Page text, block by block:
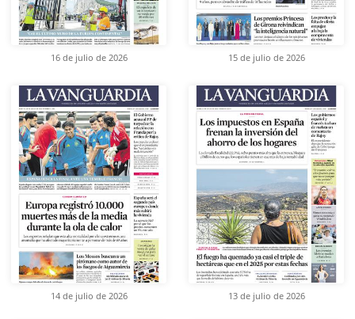
16 de julio de 2026 15 de julio de 2026
14 de julio de 2026 13 de julio de 2026